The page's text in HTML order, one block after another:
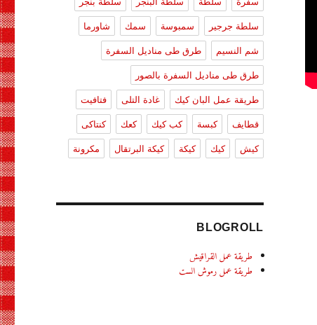
سلطة جرجير سمبوسة سمك شاورما
شم النسيم طرق طى مناديل السفرة
طرق طى مناديل السفرة بالصور
طريقة عمل البان كيك غادة التلى فتافيت
قطايف كبسة كب كيك كعك كنتاكى
كيش كيك كيكة كيكة البرتقال مكرونة
BLOGROLL
طريقة عمل القراقيش
طريقة عمل رموش الست